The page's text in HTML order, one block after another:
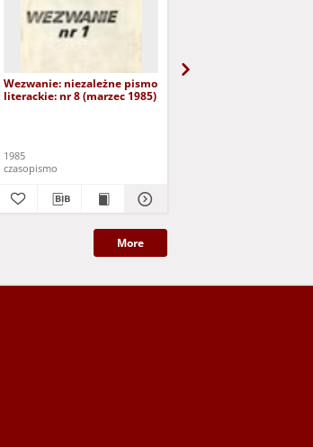
Wezwanie: niezależne pismo
literackie: nr 8 (marzec 1985)
1985
czasopismo
More